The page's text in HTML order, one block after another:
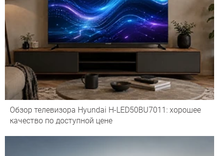
Обзор телевизора Hyundai H-LED50BU7011: хорошее
качество по доступной цене